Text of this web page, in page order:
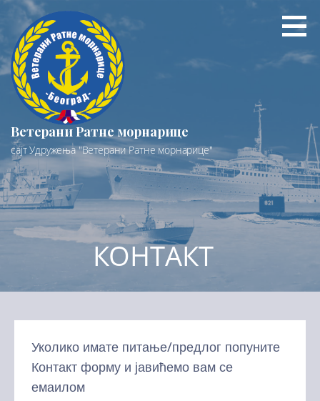
Preskoči
sadržaj
Ветерани Ратне морнарице
сајт Удружења "Ветерани Ратне морнарице"
КОНТАКТ
Уколико имате питање/предлог попуните
Контакт форму и јавићемо вам се
емаилом